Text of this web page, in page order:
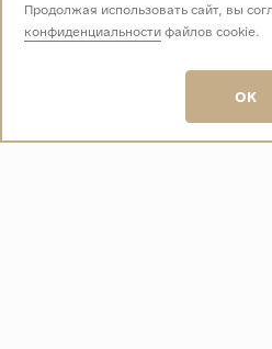
Звоните
пн-вс 10:00 -
E-mail:
Продолжая использовать сайт, вы
конфиденциальностифайлов cookie.
OK